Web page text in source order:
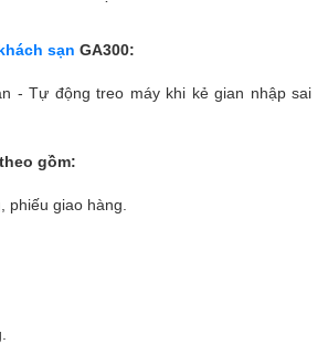
sạn GA300:
- Tự động treo máy khi kẻ gian nhập sai
gồm:
giao hàng.